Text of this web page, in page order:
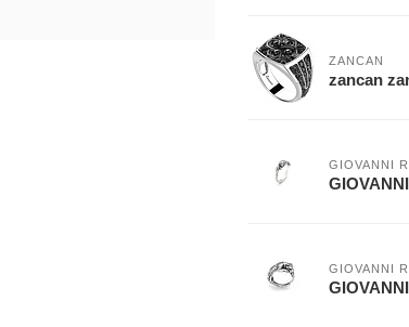
ZANCAN
zancan
GIOVANNI
GIOVANNI